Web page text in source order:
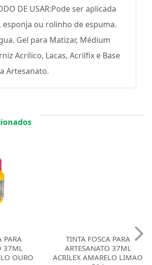
DE USAR:Pode ser aplicada
esponja ou rolinho de espuma.
Gel para Matizar, Médium
Acrílico, Lacas, Acrilfix e Base
Artesanato.
PARA
37ML
OURO
TINTA FOSCA PARA
ARTESANATO 37ML
ACRILEX AMARELO LIMAO